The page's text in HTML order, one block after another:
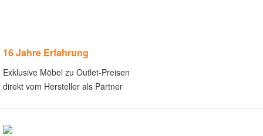
16 Jahre Erfahrung
Exklusive Möbel zu Outlet-Preisen
direkt vom Hersteller als Partner